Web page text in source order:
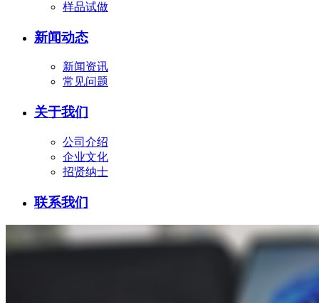
样品试做
新闻动态
新闻资讯
常见问题
关于我们
公司介绍
企业文化
招贤纳士
联系我们